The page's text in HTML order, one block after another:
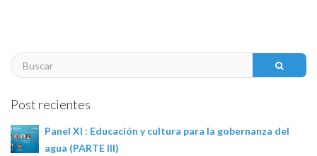
Post recientes
Panel XI : Educación y cultura para la gobernanza del
agua (PARTE III)